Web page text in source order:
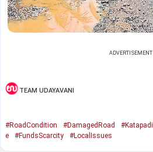
ADVERTISEMENT
TEAM UDAYAVANI
#RoadCondition #DamagedRoad #Katapadi
e
#FundsScarcity #LocalIssues